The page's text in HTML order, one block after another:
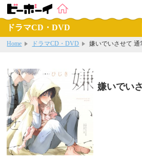
ドラマCD・DVD
Home ドラマCD・DVD 嫌いでいさせて 通
嫌いでい